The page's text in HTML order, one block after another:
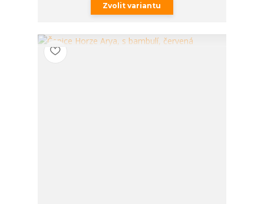
Zvolit variantu